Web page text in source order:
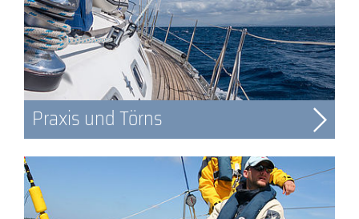
Praxis und Törns